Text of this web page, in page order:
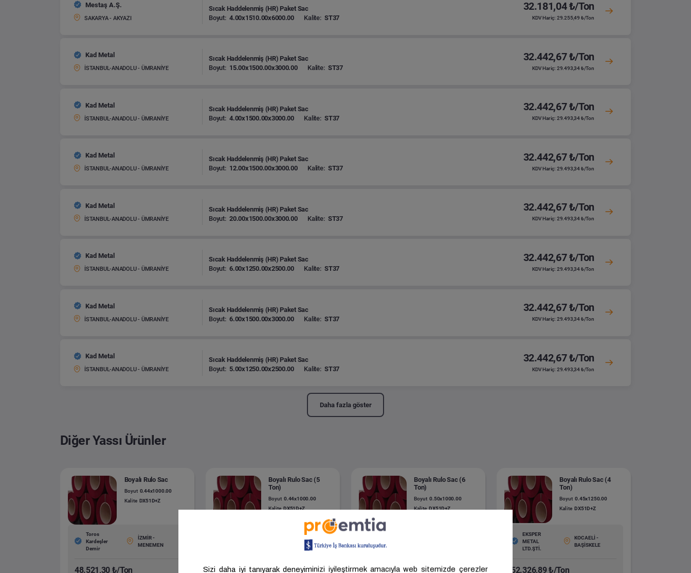
Mestaş A.Ş.
SAKARYA - AKYAZI
Sıcak Haddelenmiş (HR) Paket Sac
Boyut: 4.00x1510.00x6000.00 Kalite: ST37
32.181,04 ₺/Ton
KDV Hariç: 29.255,49 ₺/Ton
Kad Metal
İSTANBUL-ANADOLU - ÜMRANİYE
Sıcak Haddelenmiş (HR) Paket Sac
Boyut: 15.00x1500.00x3000.00 Kalite: ST37
32.442,67 ₺/Ton
KDV Hariç: 29.493,34 ₺/Ton
Kad Metal
İSTANBUL-ANADOLU - ÜMRANİYE
Sıcak Haddelenmiş (HR) Paket Sac
Boyut: 4.00x1500.00x3000.00 Kalite: ST37
32.442,67 ₺/Ton
KDV Hariç: 29.493,34 ₺/Ton
Kad Metal
İSTANBUL-ANADOLU - ÜMRANİYE
Sıcak Haddelenmiş (HR) Paket Sac
Boyut: 12.00x1500.00x3000.00 Kalite: ST37
32.442,67 ₺/Ton
KDV Hariç: 29.493,34 ₺/Ton
Kad Metal
İSTANBUL-ANADOLU - ÜMRANİYE
Sıcak Haddelenmiş (HR) Paket Sac
Boyut: 20.00x1500.00x3000.00 Kalite: ST37
32.442,67 ₺/Ton
KDV Hariç: 29.493,34 ₺/Ton
Kad Metal
İSTANBUL-ANADOLU - ÜMRANİYE
Sıcak Haddelenmiş (HR) Paket Sac
Boyut: 6.00x1250.00x2500.00 Kalite: ST37
32.442,67 ₺/Ton
KDV Hariç: 29.493,34 ₺/Ton
Kad Metal
İSTANBUL-ANADOLU - ÜMRANİYE
Sıcak Haddelenmiş (HR) Paket Sac
Boyut: 6.00x1500.00x3000.00 Kalite: ST37
32.442,67 ₺/Ton
KDV Hariç: 29.493,34 ₺/Ton
Kad Metal
İSTANBUL-ANADOLU - ÜMRANİYE
Sıcak Haddelenmiş (HR) Paket Sac
Boyut: 5.00x1250.00x2500.00 Kalite: ST37
32.442,67 ₺/Ton
KDV Hariç: 29.493,34 ₺/Ton
Daha fazla göster
Diğer Yassı Ürünler
Boyalı Rulo Sac
Boyut 0.44x1000.00
Kalite DX51D+Z
Toros
Kardeşler
Demir
İZMİR -
MENEMEN
48.521,30 ₺/Ton
Boyalı Rulo Sac (5
Ton)
Boyut 0.44x1000.00
Kalite DX51D+Z
KOCAELİ-GEBZE -
51.375,49 ₺/Ton
Boyalı Rulo Sac (6
Ton)
Boyut 0.50x1000.00
Kalite DX51D+Z
Senal Metal
50.757,08 ₺/Ton
Boyalı Rulo Sac (4
Ton)
Boyut 0.45x1250.00
Kalite DX51D+Z
EKSPER
METAL
LTD.ŞTİ.
KOCAELİ -
BAŞİSKELE
52.326,89 ₺/Ton